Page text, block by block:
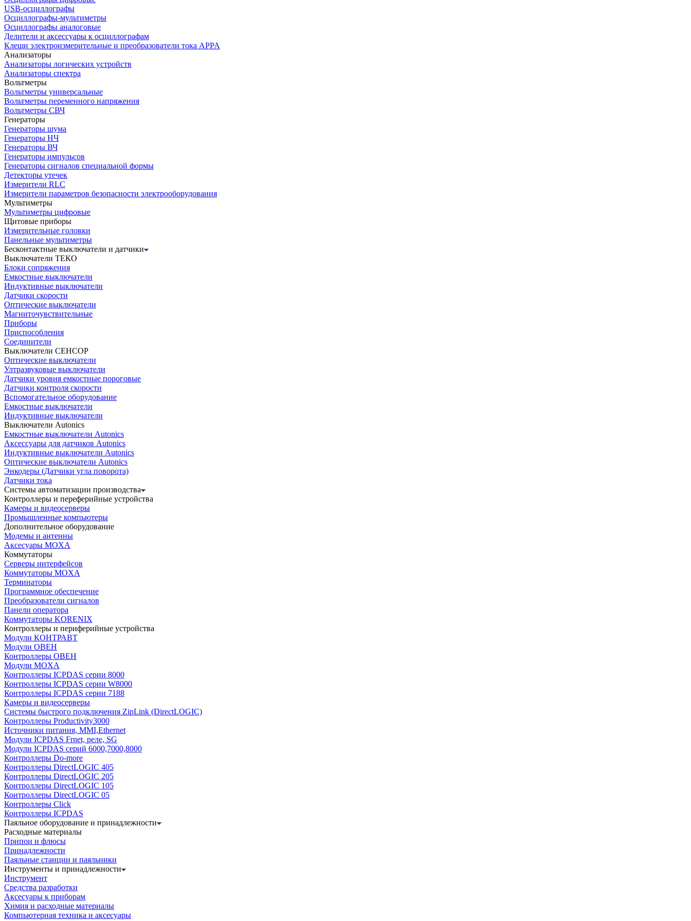
USB-осциллографы
Осциллографы-мультиметры
Осциллографы аналоговые
Делители и аксессуары к осциллографам
Клещи электроизмерительные и преобразователи тока APPA
Анализаторы
Анализаторы логических устройств
Анализаторы спектра
Вольтметры
Вольтметры универсальные
Вольтметры переменного напряжения
Вольтметры СВЧ
Генераторы
Генераторы шума
Генераторы НЧ
Генераторы ВЧ
Генераторы импульсов
Генераторы сигналов специальной формы
Детекторы утечек
Измерители RLC
Измерители параметров безопасности электрооборудования
Мультиметры
Мультиметры цифровые
Щитовые приборы
Измерительные головки
Панельные мультиметры
Бесконтактные выключатели и датчики
Выключатели ТЕКО
Блоки сопряжения
Емкостные выключатели
Индуктивные выключатели
Датчики скорости
Оптические выключатели
Магниточувствительные
Приборы
Приспособления
Соединители
Выключатели СЕНСОР
Оптические выключатели
Ултразвуковые выключатели
Датчики уровня емкостные пороговые
Датчики контроля скорости
Вспомогательное оборудование
Емкостные выключатели
Индуктивные выключатели
Выключатели Autonics
Емкостные выключатели Autonics
Аксессуары для датчиков Autonics
Индуктивные выключатели Autonics
Оптические выключатели Autonics
Энкодеры (Датчики угла поворота)
Датчики тока
Системы автоматизации производства
Контроллеры и переферийные устройства
Камеры и видеосерверы
Промышленные компьютеры
Дополнительное оборудование
Модемы и антенны
Аксесуары MOXA
Коммутаторы
Серверы интерфейсов
Коммутаторы MOXA
Терминаторы
Программное обеспечение
Преобразователи сигналов
Панели оператора
Коммутаторы KORENIX
Контроллеры и периферийные устройства
Модули КОНТРАВТ
Модули ОВЕН
Контроллеры ОВЕН
Модули MOXA
Контроллеры ICPDAS серии 8000
Контроллеры ICPDAS серии W8000
Контроллеры ICPDAS серии 7188
Камеры и видеосерверы
Системы быстрого подключения ZipLink (DirectLOGIC)
Контроллеры Productivity3000
Источники питания, MMI,Ethernet
Модули ICPDAS Frnet, реле, SG
Модули ICPDAS серий 6000,7000,8000
Контроллеры Do-more
Контроллеры DirectLOGIC 405
Контроллеры DirectLOGIC 205
Контроллеры DirectLOGIC 105
Контроллеры DirectLOGIC 05
Контроллеры Click
Контроллеры ICPDAS
Паяльное оборудование и принадлежности
Расходные материалы
Припои и флюсы
Принадлежности
Паяльные станции и паяльники
Инструменты и принадлежности
Инструмент
Средства разработки
Аксесуары к приборам
Химия и расходные материалы
Компьютерная техника и аксесуары